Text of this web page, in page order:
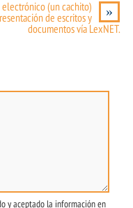
»
(un cachito)
de escritos y
documentos vía LexNET.
y aceptado la información en